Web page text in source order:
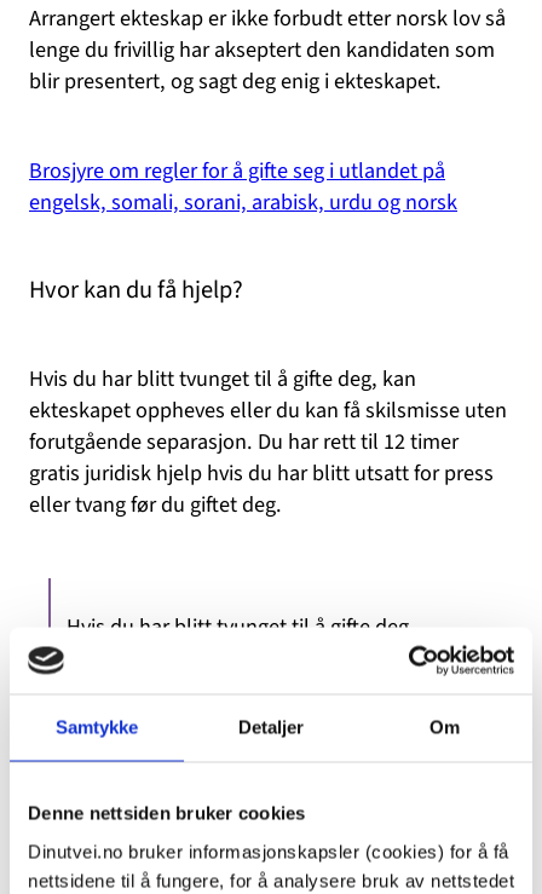
Samtykke Detaljer Om
Denne nettsiden bruker cookies
Dinutvei.no bruker informasjonskapsler (cookies) for å få
nettsidene til å fungere, for å analysere bruk av nettstedet
Arrangert ekteskap er ikke forbudt etter norsk lov så
lenge du frivillig har akseptert den kandidaten som
blir presentert, og sagt deg enig i ekteskapet.
Brosjyre om regler for å gifte seg i utlandet på
engelsk, somali, sorani, arabisk, urdu og norsk
Hvor kan du få hjelp?
Hvis du har blitt tvunget til å gifte deg, kan
ekteskapet oppheves eller du kan få skilsmisse uten
forutgående separasjon. Du har rett til 12 timer
gratis juridisk hjelp hvis du har blitt utsatt for press
eller tvang før du giftet deg.
Hvis du har blitt tvunget til å gifte deg,
kan ekteskapet oppheves eller du kan få
Dersom du opplever press, føler deg tvunget og
trenger hjelp, råd og veiledning knyttet til ufrivillig
ekteskap, kan du ta kontakt med: